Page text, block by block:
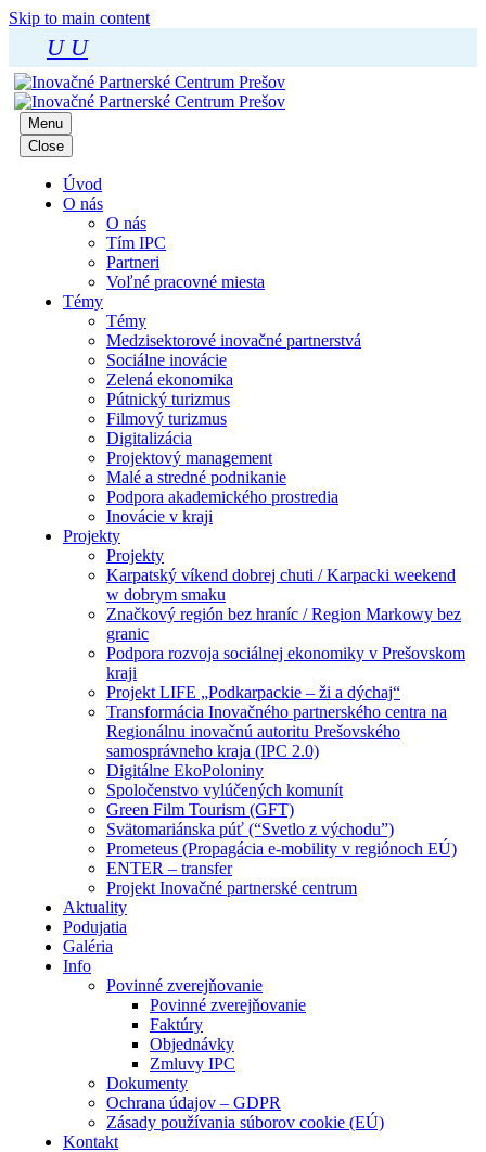
Skip to main content
U U
Menu
Close
Úvod
O nás
O nás
Tím IPC
Partneri
Voľné pracovné miesta
Témy
Témy
Medzisektorové inovačné partnerstvá
Sociálne inovácie
Zelená ekonomika
Pútnický turizmus
Filmový turizmus
Digitalizácia
Projektový management
Malé a stredné podnikanie
Podpora akademického prostredia
Inovácie v kraji
Projekty
Projekty
Karpatský víkend dobrej chuti / Karpacki weekend
w dobrym smaku
Značkový región bez hraníc / Region Markowy bez
granic
Podpora rozvoja sociálnej ekonomiky v Prešovskom
kraji
Projekt LIFE „Podkarpackie – ži a dýchaj“
Transformácia Inovačného partnerského centra na
Regionálnu inovačnú autoritu Prešovského
samosprávneho kraja (IPC 2.0)
Digitálne EkoPoloniny
Spoločenstvo vylúčených komunít
Green Film Tourism (GFT)
Svätomariánska púť (“Svetlo z východu”)
Prometeus (Propagácia e-mobility v regiónoch EÚ)
ENTER – transfer
Projekt Inovačné partnerské centrum
Aktuality
Podujatia
Galéria
Info
Povinné zverejňovanie
Povinné zverejňovanie
Faktúry
Objednávky
Zmluvy IPC
Dokumenty
Ochrana údajov – GDPR
Zásady používania súborov cookie (EÚ)
Kontakt